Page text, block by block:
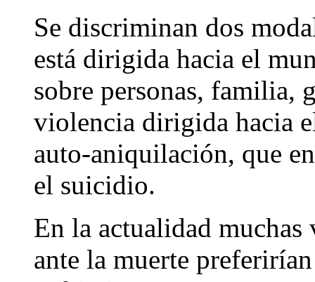
Se discriminan dos
está dirigida hacia el
sobre personas, familia,
violencia dirigida hacia
auto-aniquilación, que
el suicidio.
En la actualidad muchas
ante la muerte